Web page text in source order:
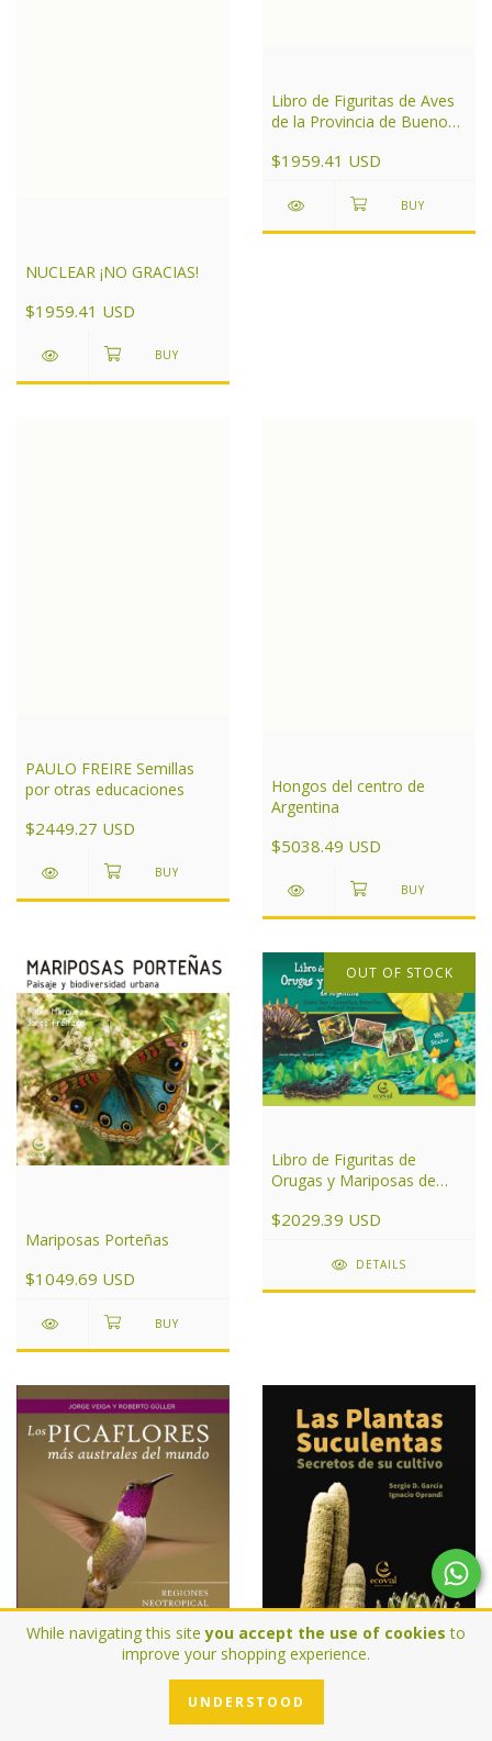
While navigating this siteyou accept the use of cookies to
improve your shopping experience.
UNDERSTOOD
NUCLEAR ¡NO GRACIAS!
$1959.41 USD
Libro de Figuritas de Aves
de la Provincia de Buenos
$1959.41 USD
PAULO FREIRE Semillas
por otras educaciones
$2449.27 USD
Hongos del centro de
Argentina
$5038.49 USD
Mariposas Porteñas
$1049.69 USD
OUT OF STOCK
Libro de Figuritas de
Orugas y Mariposas de
$2029.39 USD
DETAILS